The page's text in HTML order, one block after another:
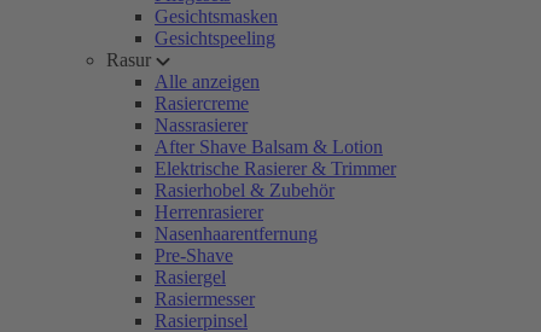
Gesichtsmasken
Gesichtspeeling
Rasur
Alle anzeigen
Rasiercreme
Nassrasierer
After Shave Balsam & Lotion
Elektrische Rasierer & Trimmer
Rasierhobel & Zubehör
Herrenrasierer
Nasenhaarentfernung
Pre-Shave
Rasiergel
Rasiermesser
Rasierpinsel